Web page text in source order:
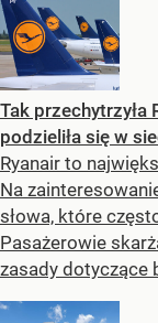
Tak przechytrzyła
podzieliła się w
Ryanair to
Na
słowa, które
Pasażerowie
zasady dotyczące